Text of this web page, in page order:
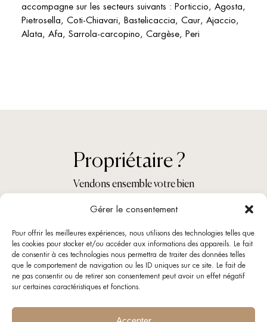
Gérer le consentement
Pour offrir les meilleures expériences, nous utilisons des technologies telles que
les cookies pour stocker et/ou accéder aux informations des appareils. Le fait
de consentir à ces technologies nous permettra de traiter des données telles
que le comportement de navigation ou les ID uniques sur ce site. Le fait de
ne pas consentir ou de retirer son consentement peut avoir un effet négatif
sur certaines caractéristiques et fonctions.
accompagne sur les secteurs suivants : Porticcio, Agosta,
Pietrosella, Coti-Chiavari, Bastelicaccia, Caur, Ajaccio,
Alata, Afa, Sarrola-carcopino, Cargèse, Peri
Propriétaire ?
Vendons ensemble votre bien